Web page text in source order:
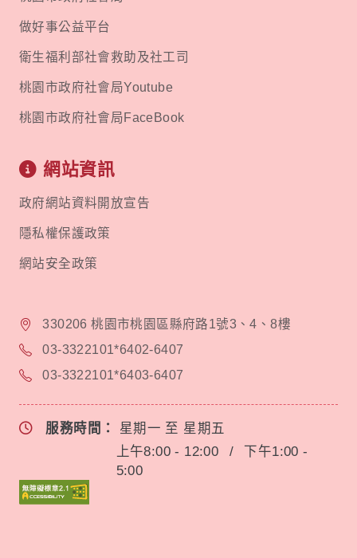
做好事公益平台
衛生福利部社會救助及社工司
桃園市政府社會局Youtube
桃園市政府社會局FaceBook
網站資訊
政府網站資料開放宣告
隱私權保護政策
網站安全政策
330206 桃園市桃園區縣府路1號3、4、8樓
03-3322101*6402-6407
03-3322101*6403-6407
服務時間： 星期一 至 星期五
上午8:00 - 12:00
/
下午1:00 -
5:00